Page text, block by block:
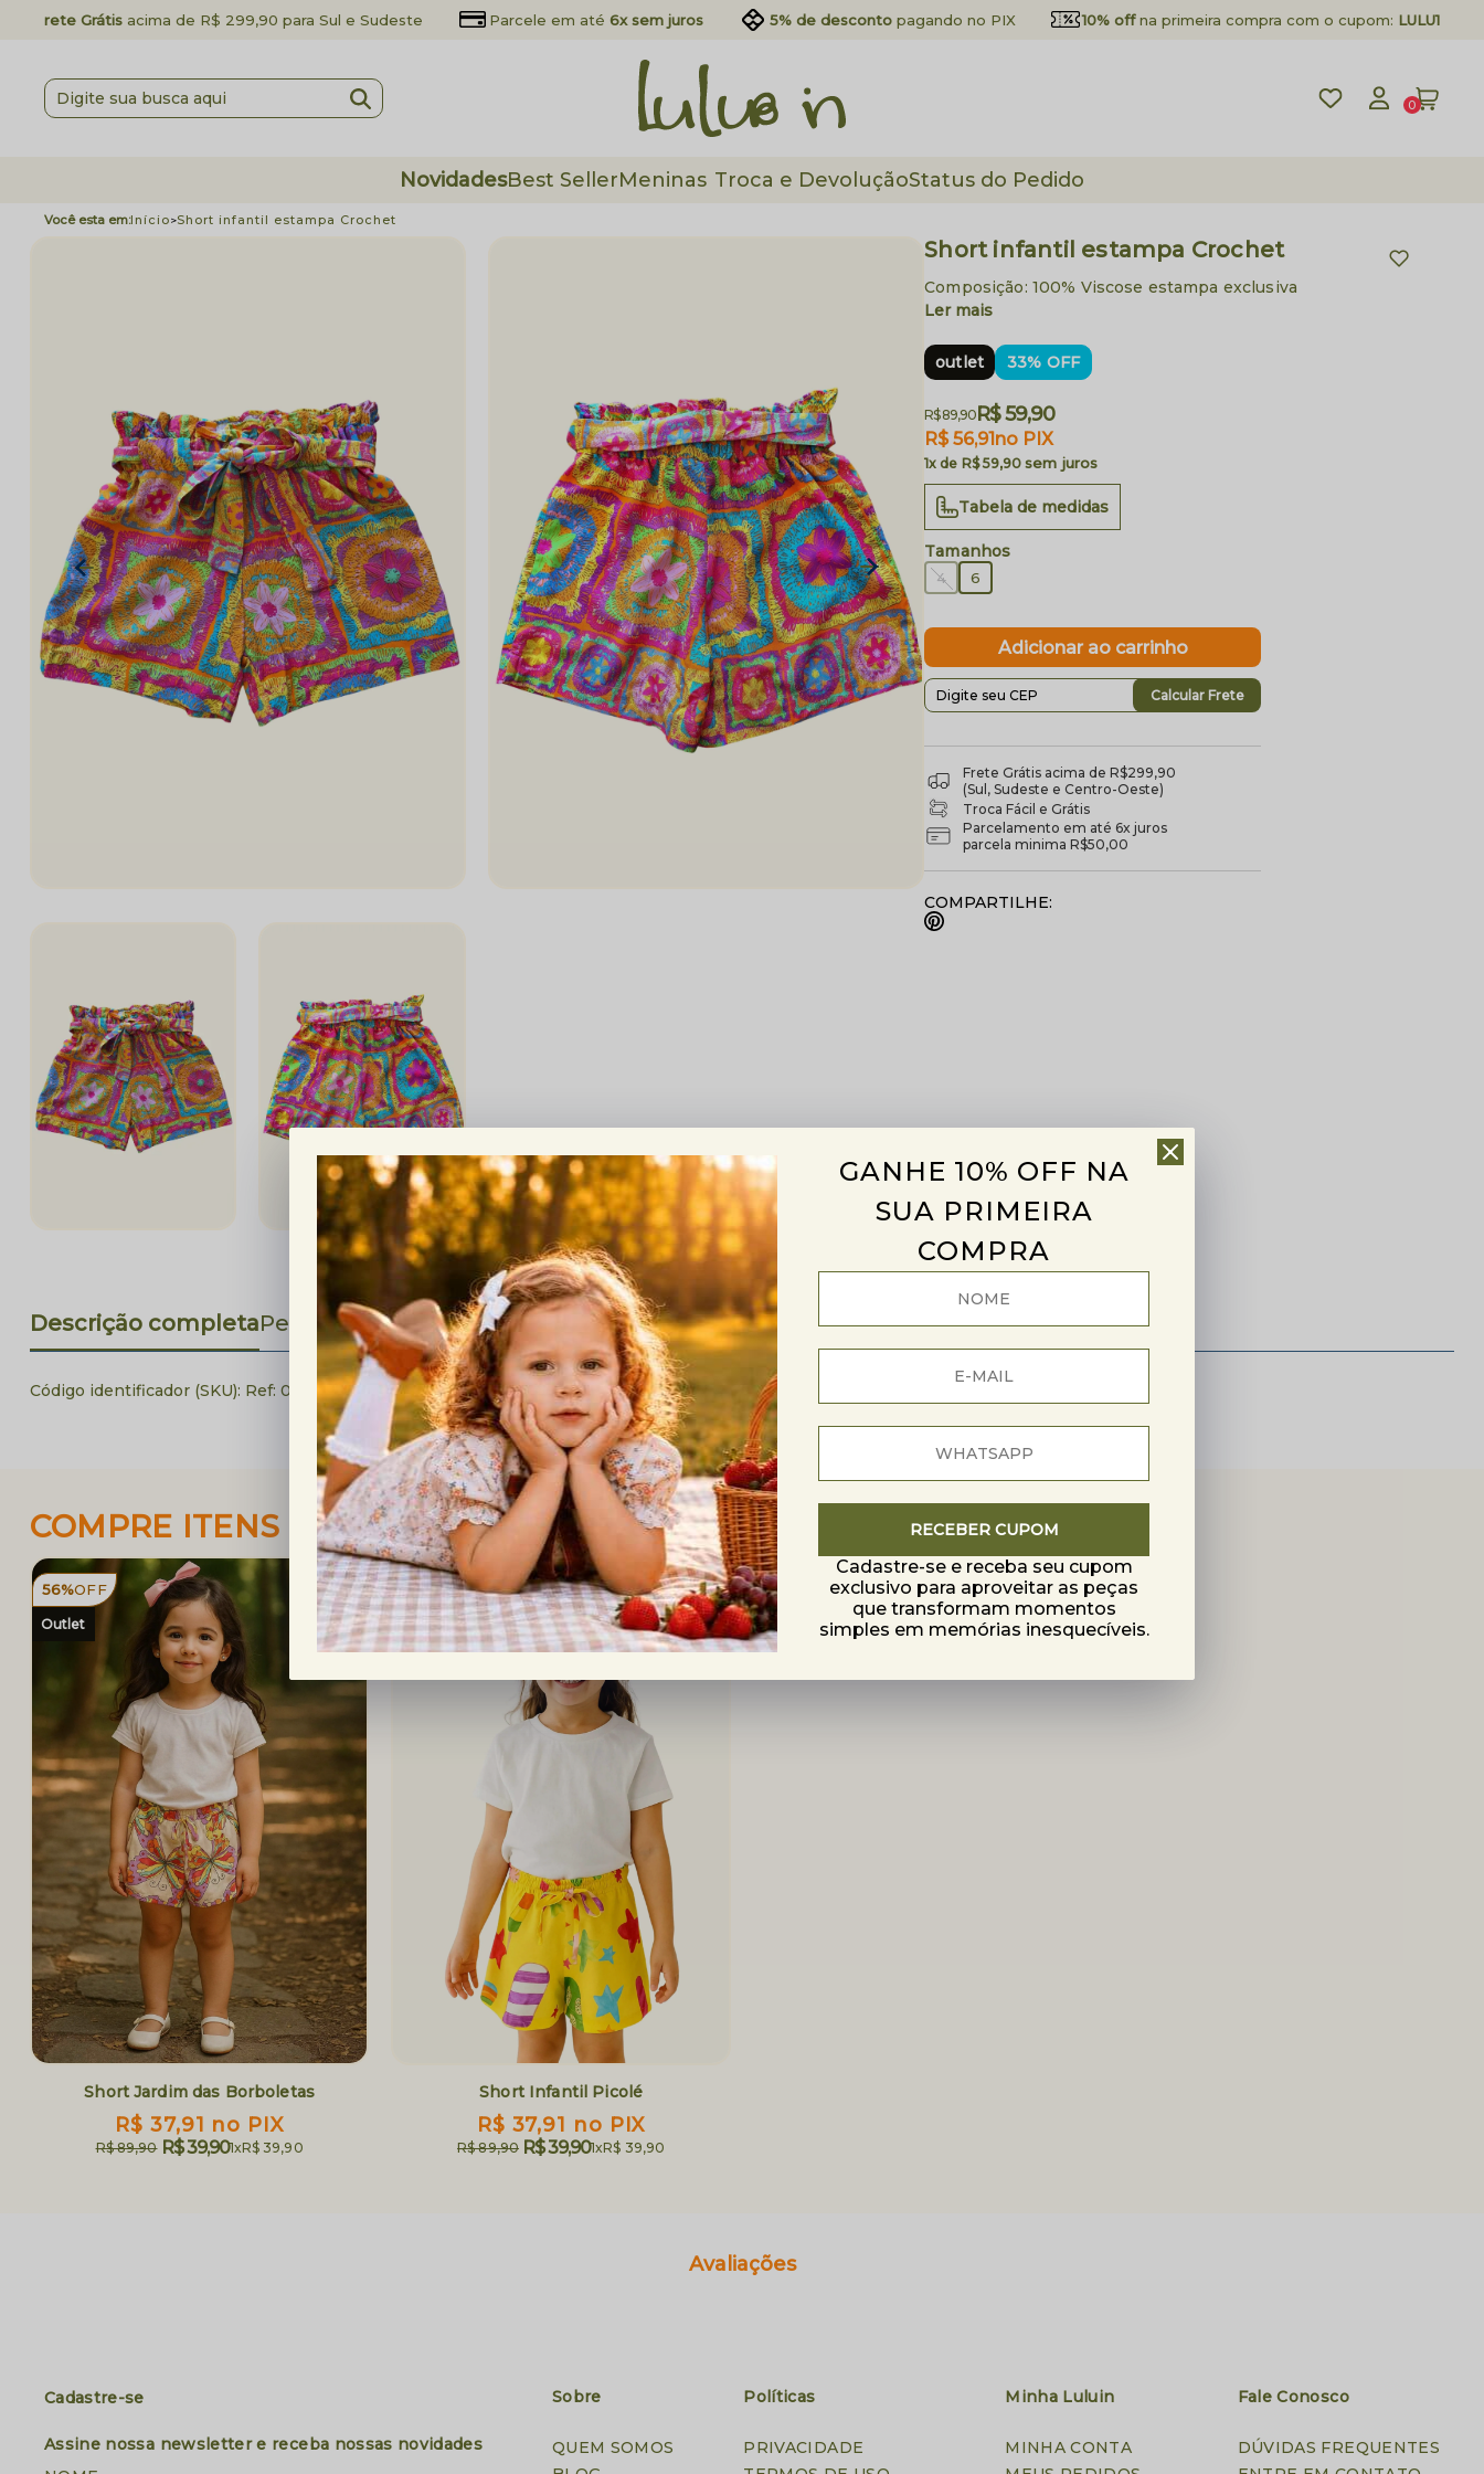
Frete Grátis acima de R$ 299,90 para Sul e Sudeste Parcele em até 6x sem juros 5% de desconto pagando no PIX 10% offna primeira compra com o cupom: LULU10
0
NovidadesBest SellerMeninas Troca e DevoluçãoStatus do Pedido
Início Short infantil estampa Crochet
Short infantil estampa Crochet
Composição: 100% Viscose estampa exclusiva
Ler mais
33% OFF
outlet
R$ 56,91no PIX
R$ 89,90R$ 59,90
1x R$ 59,90sem juros
Tabela de medidas
4 6
Calcular Frete
Frete Grátis acima de R$299,90
(Sul, Sudeste e Centro-Oeste)
Troca Fácil e Grátis
Parcelamento em até 6x juros
parcela minima R$50,00
COMPARTILHE:
Descrição completaPerguntas Frequentes Trocas e devoluções
Código identificador (SKU): Ref: 01112025
COMPRE ITENS SEMELHANTES
56%OFF
Outlet
Short Jardim das Borboletas
R$ 37,91 no PIX
R$ 89,90 R$ 39,901xR$ 39,90
56%OFF
Outlet
Short Infantil Picolé
R$ 37,91 no PIX
R$ 89,90 R$ 39,901xR$ 39,90
Avaliações
Cadastre-se
Assine nossa newsletter e receba nossas novidades
Sobre
QUEM SOMOS
Políticas
PRIVACIDADE
Minha Luluin
MINHA CONTA
Fale Conosco
DÚVIDAS FREQUENTES
GANHE 10% OFF NA
SUA PRIMEIRA
COMPRA
Cadastre-se e receba seu cupom
exclusivo para aproveitar as peças
que transformam momentos
simples em memórias inesquecíveis.
RECEBER CUPOM